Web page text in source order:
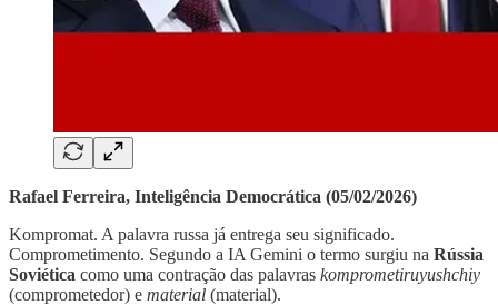
Rafael Ferreira, Inteligência Democrática (05/02/2026)
Kompromat. A palavra russa já entrega seu significado.
Comprometimento. Segundo a IA Gemini o termo surgiu na Rússia
Soviética como uma contração das palavras komprometiruyushchiy
(comprometedor) e material (material).